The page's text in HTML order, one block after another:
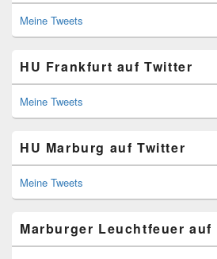
Meine Tweets
HU Frankfurt auf Twitter
Meine Tweets
HU Marburg auf Twitter
Meine Tweets
Marburger Leuchtfeuer auf